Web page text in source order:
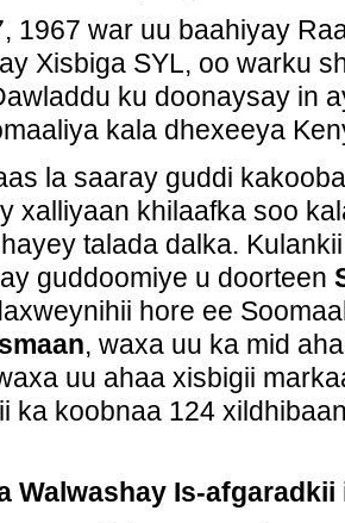
1967 war uu baahiyay
Xisbiga SYL, oo warku
ku doonaysay in
kala dhexeeya
la saaray guddi
xalliyaan khilaafka soo
talada dalka.
guddoomiye u doorteen
hore ee
, waxa uu ka mid
uu ahaa xisbigii
ka koobnaa 124
Walwashay Is-